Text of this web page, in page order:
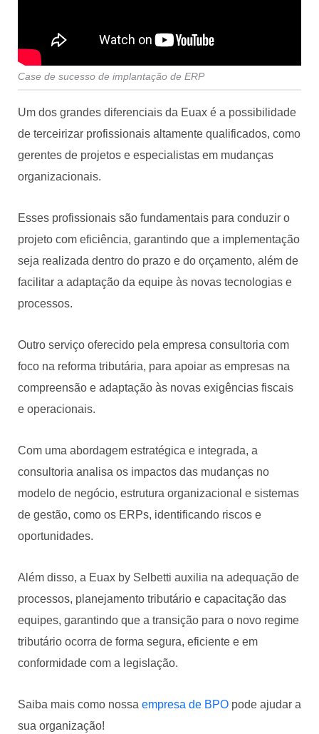
Case de sucesso de implantação de ERP
Um dos grandes diferenciais da Euax é a possibilidade
de terceirizar profissionais altamente qualificados, como
gerentes de projetos e especialistas em mudanças
organizacionais.
Esses profissionais são fundamentais para conduzir o
projeto com eficiência, garantindo que a implementação
seja realizada dentro do prazo e do orçamento, além de
facilitar a adaptação da equipe às novas tecnologias e
processos.
Outro serviço oferecido pela empresa consultoria com
foco na reforma tributária, para apoiar as empresas na
compreensão e adaptação às novas exigências fiscais
e operacionais.
Com uma abordagem estratégica e integrada, a
consultoria analisa os impactos das mudanças no
modelo de negócio, estrutura organizacional e sistemas
de gestão, como os ERPs, identificando riscos e
oportunidades.
Além disso, a Euax by Selbetti auxilia na adequação de
processos, planejamento tributário e capacitação das
equipes, garantindo que a transição para o novo regime
tributário ocorra de forma segura, eficiente e em
conformidade com a legislação.
Saiba mais como nossa empresa de BPO pode ajudar a
sua organização!